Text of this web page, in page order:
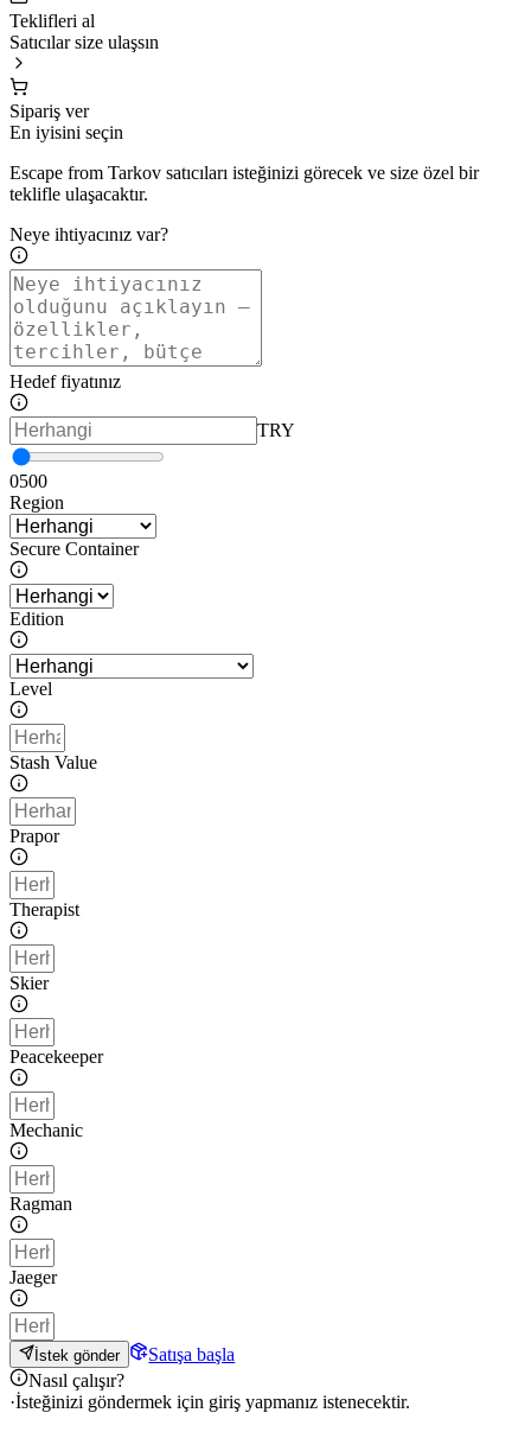
Teklifleri al
Satıcılar size ulaşsın
Sipariş ver
En iyisini seçin
Escape from Tarkov satıcıları isteğinizi görecek ve size özel bir
teklifle ulaşacaktır.
Neye ihtiyacınız var?
Hedef fiyatınız
TRY
0500
Region
Secure Container
Edition
Level
Stash Value
Prapor
Therapist
Skier
Peacekeeper
Mechanic
Ragman
Jaeger
İstek gönder
Satışa başla
Nasıl çalışır?
·İsteğinizi göndermek için giriş yapmanız istenecektir.